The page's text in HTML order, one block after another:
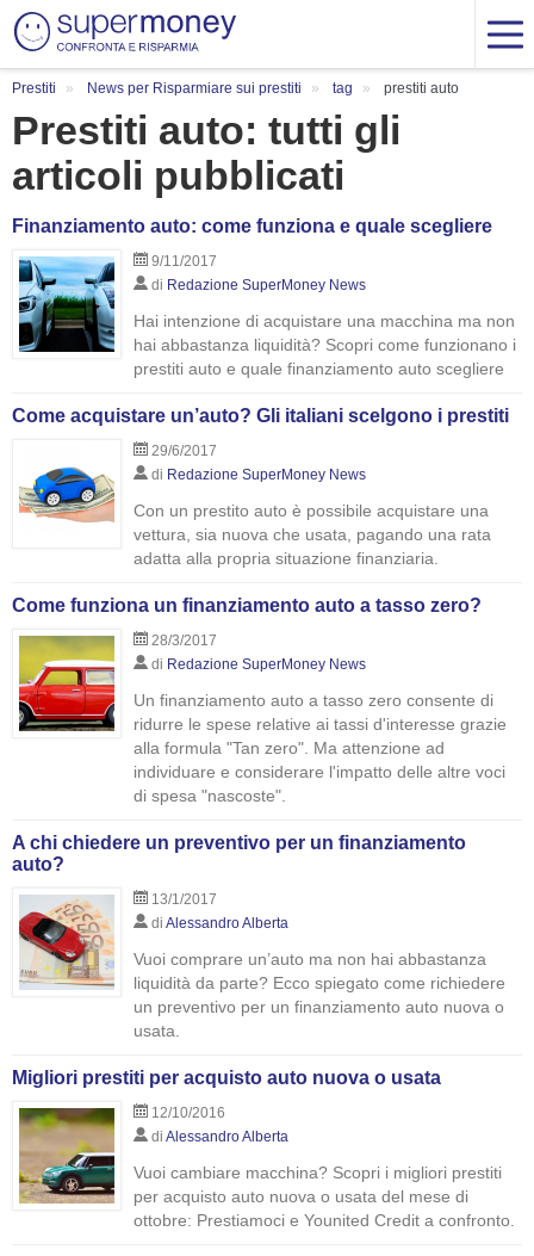
Prestiti News per Risparmiare sui prestiti tag prestiti auto
Prestiti auto: tutti gli
articoli pubblicati
Finanziamento auto: come funziona e quale scegliere
9/11/2017
di Redazione SuperMoney News
Hai intenzione di acquistare una macchina ma non
hai abbastanza liquidità? Scopri come funzionano i
prestiti auto e quale finanziamento auto scegliere
Come acquistare un’auto? Gli italiani scelgono i prestiti
29/6/2017
di Redazione SuperMoney News
Con un prestito auto è possibile acquistare una
vettura, sia nuova che usata, pagando una rata
adatta alla propria situazione finanziaria.
Come funziona un finanziamento auto a tasso zero?
28/3/2017
di Redazione SuperMoney News
Un finanziamento auto a tasso zero consente di
ridurre le spese relative ai tassi d'interesse grazie
alla formula "Tan zero". Ma attenzione ad
individuare e considerare l'impatto delle altre voci
di spesa "nascoste".
A chi chiedere un preventivo per un finanziamento
auto?
13/1/2017
di Alessandro Alberta
Vuoi comprare un’auto ma non hai abbastanza
liquidità da parte? Ecco spiegato come richiedere
un preventivo per un finanziamento auto nuova o
usata.
Migliori prestiti per acquisto auto nuova o usata
12/10/2016
di Alessandro Alberta
Vuoi cambiare macchina? Scopri i migliori prestiti
per acquisto auto nuova o usata del mese di
ottobre: Prestiamoci e Younited Credit a confronto.